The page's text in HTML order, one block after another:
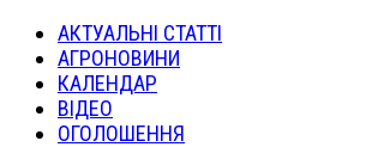
АКТУАЛЬНІ СТАТТІ
АГРОНОВИНИ
КАЛЕНДАР
ВІДЕО
ОГОЛОШЕННЯ